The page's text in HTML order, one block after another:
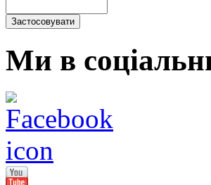
Ми в